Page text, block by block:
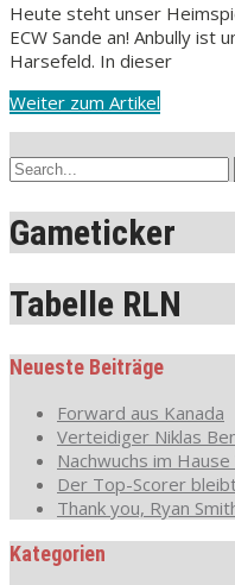
Heute steht unser
ECW Sande an! Anbully ist
Harsefeld. In dieser
Weiter zum Artikel
Gameticker
Tabelle RLN
Neueste Beiträge
Forward aus Kanada
Verteidiger Niklas
Nachwuchs im
Der Top-Scorer
Thank you, Ryan
Kategorien